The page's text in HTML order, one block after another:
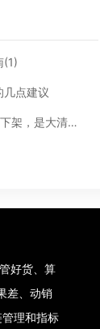
(1)
几点建议
亚马逊这个类目listing疯狂被下架，是大清洗还是Bug?
好货、算
差、动销
理和指标